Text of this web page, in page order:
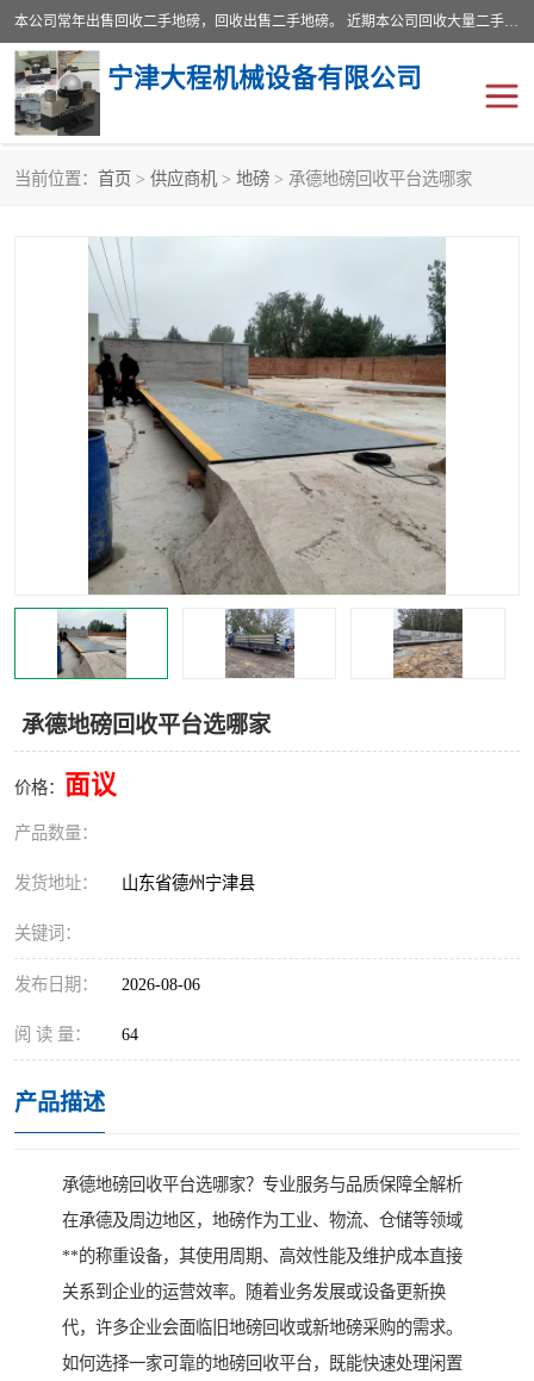
本公司常年出售回收二手地磅，回收出售二手地磅。 近期本公司回收大量二手地磅，型号齐全，宽度从2米到3.5米，长度5米到25米，承重吨位从10到200吨，成色7—9成新。 ? 使用年限6个月至2年，产品来源于个人闲置品，工矿企业停用品，因小换大而来。 精准度和新的一样， 二手地磅是内行人的选择，打个电话就省钱朋友您好等什么
宁津大程机械设备有限公司
当前位置： 首页 > 供应商机 > 地磅 > 承德地磅回收平台选哪家
承德地磅回收平台选哪家
价格： 面议
产品数量：
发货地址： 山东省德州宁津县
关键词：
发布日期： 2026-08-06
阅 读 量： 64
产品描述
承德地磅回收平台选哪家？专业服务与品质保障全解析
在承德及周边地区，地磅作为工业、物流、仓储等领域
**的称重设备，其使用周期、高效性能及维护成本直接
关系到企业的运营效率。随着业务发展或设备更新换
代，许多企业会面临旧地磅回收或新地磅采购的需求。
如何选择一家可靠的地磅回收平台，既能快速处理闲置
地磅传感器
食品烘干机
装载机电子秤 输送机
半自动输送机 全自动输送机
食品螺旋塔
撕碎机 木材撕碎机
塑料撕碎机 金属撕碎机